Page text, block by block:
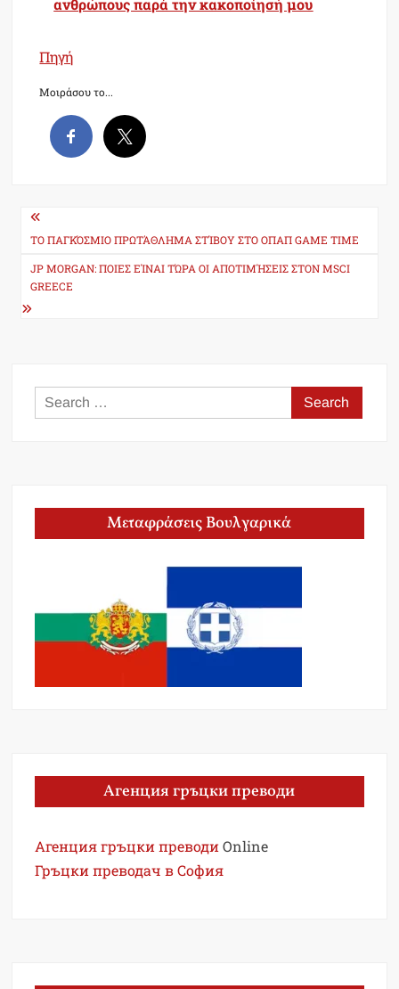
ανθρώπους παρά την κακοποίησή μου
Πηγή
Μοιράσου το...
Post
navigation
ΤΟ ΠΑΓΚΌΣΜΙΟ ΠΡΩΤΆΘΛΗΜΑ ΣΤΊΒΟΥ ΣΤΟ ΟΠΑΠ GAME TIME
JP MORGAN: ΠΟΙΕΣ ΕΊΝΑΙ ΤΏΡΑ ΟΙ ΑΠΟΤΙΜΉΣΕΙΣ ΣΤΟΝ MSCI
GREECE
Search
for:
Μεταφράσεις Βουλγαρικά
Агенция гръцки преводи
Агенция гръцки преводиOnline
Гръцки преводач в София